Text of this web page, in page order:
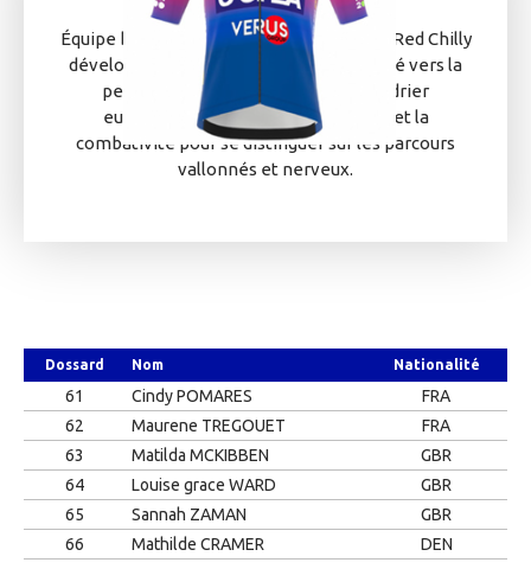
Équipe britannique continentale, O’Shea Red Chilly
développe un projet international tourné vers la
performance. Présente sur le calendrier
européen, elle mise sur la cohésion et la
combativité pour se distinguer sur les parcours
vallonnés et nerveux.
Dossard Nom Nationalité
61 Cindy POMARES
FRA
62
Maurene TREGOUET
FRA
63
Matilda MCKIBBEN
GBR
64
Louise grace WARD
GBR
65
Sannah ZAMAN
GBR
66
Mathilde CRAMER DEN